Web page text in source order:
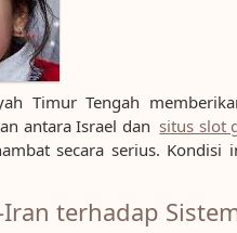
Timur Tengah
antara Israel dan situs slot
secara serius.
terhadap